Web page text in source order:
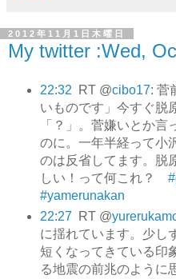
2012年11月1日木曜日
My twitter :Wed,
22:32 RT @cibo17: 菅
いものです」今すぐ脱
「？」。菅嫌いとか言
のに。一年半経って小
のは反省してます。脱
しい！って何これ？
#yamerunakan
22:27
RT @
に揺れています。少し
短くなってきている印
る地震の前兆のように